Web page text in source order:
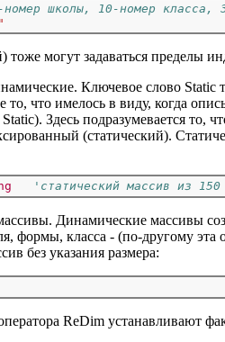
школы, 10-номер класса,
могут задаваться пределы
Ключевое слово Static
что имелось в виду, когда
Здесь подразумевается то,
(статический).
'статический массив из 150
Динамические массивы
формы, класса - (по-другому эта
без указания размера:
ReDim устанавливают